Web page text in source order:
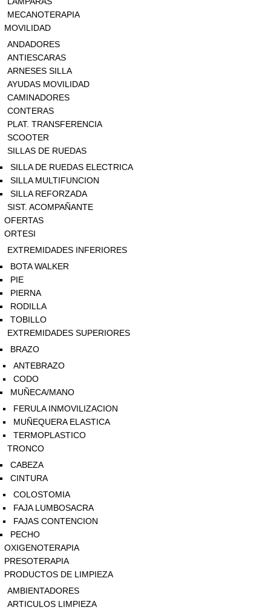
MECANOTERAPIA
MOVILIDAD
ANDADORES
ANTIESCARAS
ARNESES SILLA
AYUDAS MOVILIDAD
CAMINADORES
CONTERAS
PLAT. TRANSFERENCIA
SCOOTER
SILLAS DE RUEDAS
SILLA DE RUEDAS ELECTRICA
SILLA MULTIFUNCION
SILLA REFORZADA
SIST. ACOMPAÑANTE
OFERTAS
ORTESI
EXTREMIDADES INFERIORES
BOTA WALKER
PIE
PIERNA
RODILLA
TOBILLO
EXTREMIDADES SUPERIORES
BRAZO
ANTEBRAZO
CODO
MUÑECA/MANO
FERULA INMOVILIZACION
MUÑEQUERA ELASTICA
TERMOPLASTICO
TRONCO
CABEZA
CINTURA
COLOSTOMIA
FAJA LUMBOSACRA
FAJAS CONTENCION
PECHO
OXIGENOTERAPIA
PRESOTERAPIA
PRODUCTOS DE LIMPIEZA
AMBIENTADORES
ARTICULOS LIMPIEZA